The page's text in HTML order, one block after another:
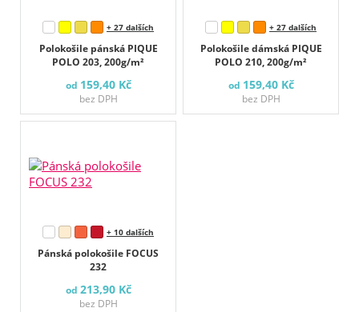
Polokošile pánská PIQUE
POLO 203, 200g/m²
+ 27 dalších
od 159,40 Kč
bez DPH
Polokošile dámská PIQUE
POLO 210, 200g/m²
+ 27 dalších
od 159,40 Kč
bez DPH
Pánská polokošile FOCUS
232
+ 10 dalších
od 213,90 Kč
bez DPH